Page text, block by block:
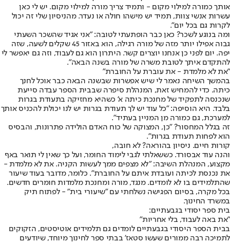
אותך כמורה למילוי מקום - ותמיד צריך מורה למילוי מקום. יש לי כאן
עשרות אנשי צוות, תמיד יש מישהו חולה או נעדר. מהניסיון שלי זה יכול
לקרות גם בכל יום".
ומה בנוגע לשכר? כאן כבר הופתעתי לטובה: "אני אגיד שהשכר השעתי
גבוה אפילו יותר מזה של מורה רגילה, הוא באזור 45 שקלים לשעה, שזה
יפה. יום לפני כן אנחנו יוצרים קשר. היתרון הוא גם לעבוד, וזה גם יאפשר לי
להתקדם איתך לטובת משרה של מורה בשנה הבאה".
"את לא מלמדת - את עוברת על החוברת"
בהמשך השיחה נאמר לי שיש אפשרות שבשנה הבאה כבר אוכל לחנך
כיתה. כדי להמחיש זאת, המנהלת סיפרה שבבית הספר עבדה סייעת
שנכנסה לתפקיד של מחנכת כיתה א' כשהיא מחזיקה בתעודת בגרות
בלבד. היא הוסיפה: "כל עוד יש לך תעודת בגרות יש לנו יכולת להכניס אותך
למערכת, גם כמורה מן המניין בעתיד".
זה בגלל המחסור? "כן, המצוקה של כוח האדם הולידה פתרונות, והבסיס
הוא לפחות תעודת בגרות".
קורות חיים. ניסיון בהוראה? לא חובה,
והנה עוד אבסורד. כששאלתי לגבי לימוד החומר, ועל כך שאין לי תואר באף
מקצוע, המנהלת השיבה: "לא מצפים ממך לעשות הקניה. את לא מלמדת -
את נכנסת לכיתה ועובדת איתם על החוברת". כלומר, מדובר בעוד שיעור
שהתלמידים בו לא לומדים. מנגד, מורה ומחנכת מלמדות חומרים חדשים.
בכל מקרה, בסיום הפגישה נשלחתי עם "שיעורי בית" - לפתוח תיק
במשרד החינוך.
בית ספר יסודי בגבעתיים:
"את באה לעבוד, בלי אחריות"
בבית הספר היסודי בגבעתיים לומדים גם תלמידים אוטיסטים, הזקוקים
לתמיכה רבה ממורים שעשו סטאז' בבתי ספר לחינוך מיוחד, שיודעים